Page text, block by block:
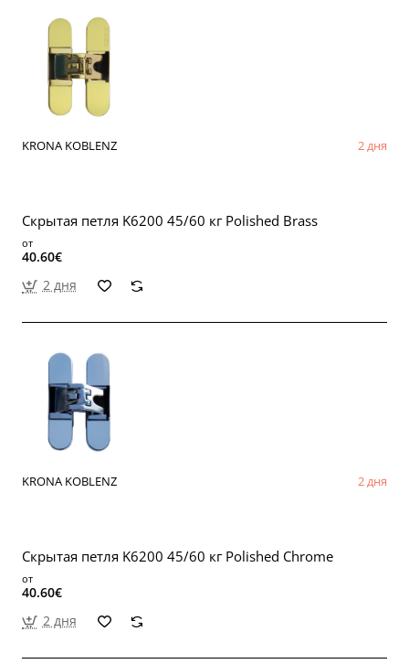
KRONA KOBLENZ 2 дня
Скрытая петля K6200 45/60 кг Polished Brass
от
40.60€
2 дня
KRONA KOBLENZ 2 дня
Скрытая петля K6200 45/60 кг Polished Chrome
от
40.60€
2 дня